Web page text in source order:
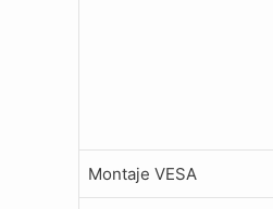
Montaje VESA